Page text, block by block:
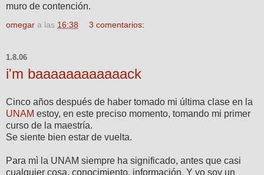
muro de contención.
omegar a las 16:38 3 comentarios:
1.8.06
i'm baaaaaaaaaaaack
Cinco años después de haber tomado mi última clase en la
UNAM estoy, en este preciso momento, tomando mi primer
curso de la maestría.
Se siente bien estar de vuelta.
Para mì la UNAM siempre ha significado, antes que casi
cualquier cosa, conocimiento, información. Y yo soy un